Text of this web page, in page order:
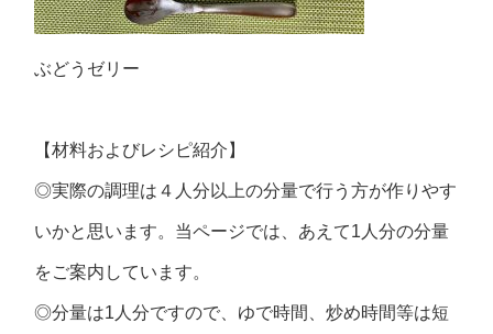
ぶどうゼリー
【材料およびレシピ紹介】
◎実際の調理は４人分以上の分量で行う方が作りやす
いかと思います。当ページでは、あえて1人分の分量
をご案内しています。
◎分量は1人分ですので、ゆで時間、炒め時間等は短